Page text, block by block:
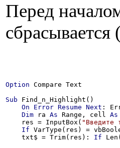
Перед
Option Compare Text
Sub Find_n_Highlight()
On
Error Resume Next :
Dim ra As Range, cell As
    res = InputBox(
"Введите
If VarType(res) =
    txt$ = Trim(res):
If